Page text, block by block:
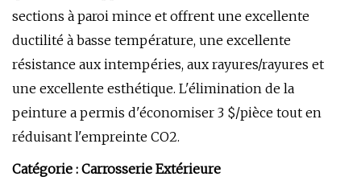
sections à paroi mince et offrent une excellente
ductilité à basse température, une excellente
résistance aux intempéries, aux rayures/rayures et
une excellente esthétique. L'élimination de la
peinture a permis d'économiser 3 $/pièce tout en
réduisant l'empreinte CO2.
Catégorie : Carrosserie Extérieure